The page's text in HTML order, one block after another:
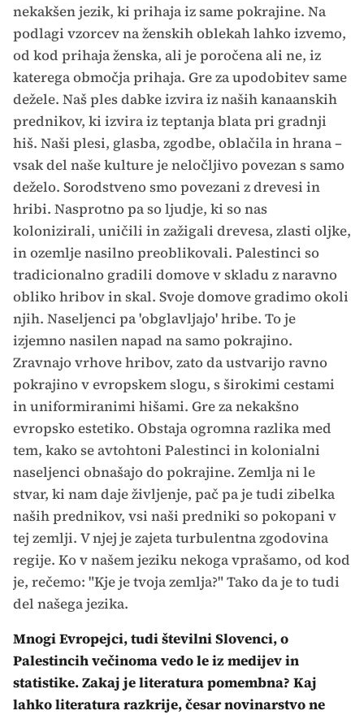
nekakšen jezik, ki prihaja iz same pokrajine. Na
podlagi vzorcev na ženskih oblekah lahko izvemo,
od kod prihaja ženska, ali je poročena ali ne, iz
katerega območja prihaja. Gre za upodobitev same
dežele. Naš ples dabke izvira iz naših kanaanskih
prednikov, ki izvira iz teptanja blata pri gradnji
hiš. Naši plesi, glasba, zgodbe, oblačila in hrana –
vsak del naše kulture je neločljivo povezan s samo
deželo. Sorodstveno smo povezani z drevesi in
hribi. Nasprotno pa so ljudje, ki so nas
kolonizirali, uničili in zažigali drevesa, zlasti oljke,
in ozemlje nasilno preoblikovali. Palestinci so
tradicionalno gradili domove v skladu z naravno
obliko hribov in skal. Svoje domove gradimo okoli
njih. Naseljenci pa 'obglavljajo' hribe. To je
izjemno nasilen napad na samo pokrajino.
Zravnajo vrhove hribov, zato da ustvarijo ravno
pokrajino v evropskem slogu, s širokimi cestami
in uniformiranimi hišami. Gre za nekakšno
evropsko estetiko. Obstaja ogromna razlika med
tem, kako se avtohtoni Palestinci in kolonialni
naseljenci obnašajo do pokrajine. Zemlja ni le
stvar, ki nam daje življenje, pač pa je tudi zibelka
naših prednikov, vsi naši predniki so pokopani v
tej zemlji. V njej je zajeta turbulentna zgodovina
regije. Ko v našem jeziku nekoga vprašamo, od kod
je, rečemo: "Kje je tvoja zemlja?" Tako da je to tudi
del našega jezika.
Mnogi Evropejci, tudi številni Slovenci, o
Palestincih večinoma vedo le iz medijev in
statistike. Zakaj je literatura pomembna? Kaj
lahko literatura razkrije, česar novinarstvo ne